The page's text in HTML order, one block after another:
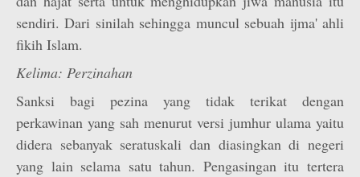
sendiri. Dari sinilah sehingga muncul sebuah ijma' ahli
fikih Islam.
Kelima: Perzinahan
Sanksi bagi pezina yang tidak terikat dengan
perkawinan yang sah menurut versi jumhur ulama yaitu
didera sebanyak seratuskali dan diasingkan di negeri
yang lain selama satu tahun. Pengasingan itu tertera